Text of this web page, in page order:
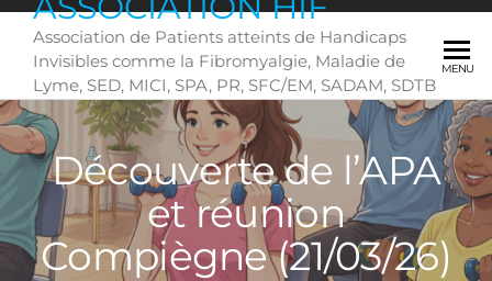
Skip
content
Association de Patients atteints de Handicaps
Invisibles comme la Fibromyalgie, Maladie de
Lyme, SED, MICI, SPA, PR, SFC/EM, SADAM, SDTB
….
MENU
Découverte de l’APA
et réunion
Compiègne (21/03/26)